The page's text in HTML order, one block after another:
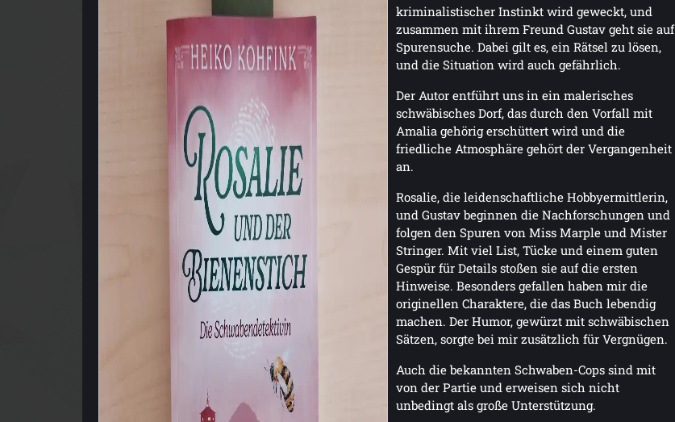
kriminalistischer Instinkt wird geweckt, und
zusammen mit ihrem Freund Gustav geht sie auf
Spurensuche. Dabei gilt es, ein Rätsel zu lösen,
und die Situation wird auch gefährlich.
Der Autor entführt uns in ein malerisches
schwäbisches Dorf, das durch den Vorfall mit
Amalia gehörig erschüttert wird und die
friedliche Atmosphäre gehört der Vergangenheit
an.
Rosalie, die leidenschaftliche Hobbyermittlerin,
und Gustav beginnen die Nachforschungen und
folgen den Spuren von Miss Marple und Mister
Stringer. Mit viel List, Tücke und einem guten
Gespür für Details stoßen sie auf die ersten
Hinweise. Besonders gefallen haben mir die
originellen Charaktere, die das Buch lebendig
machen. Der Humor, gewürzt mit schwäbischen
Sätzen, sorgte bei mir zusätzlich für Vergnügen.
Auch die bekannten Schwaben-Cops sind mit
von der Partie und erweisen sich nicht
unbedingt als große Unterstützung.